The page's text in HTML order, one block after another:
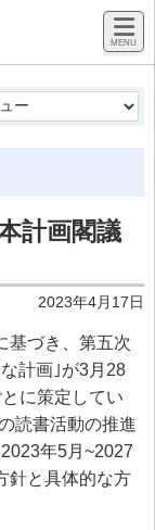
計画閣議
2023年4月17日
基づき、第五次
計画｣が3月28
に策定してい
読書活動の推進
年5月~2027
針と具体的な方